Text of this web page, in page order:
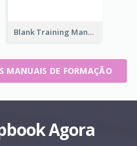
Blank Training Manual
MANUAIS DE FORMAÇÃO
Agora